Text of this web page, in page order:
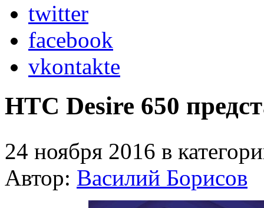
twitter
facebook
vkontakte
HTC Desire 650
24 ноября 2016 в
Автор: Василий Борисов